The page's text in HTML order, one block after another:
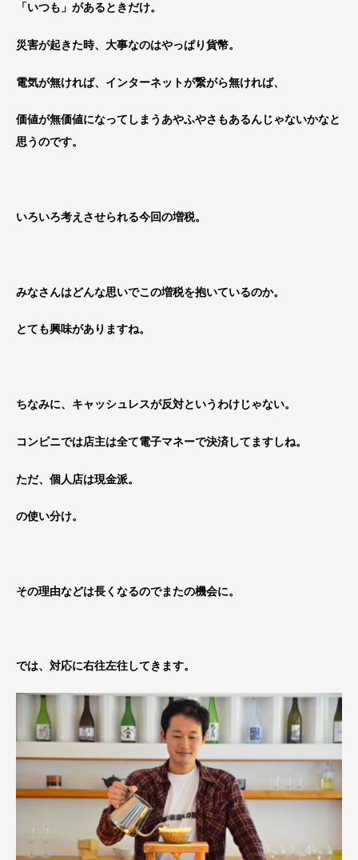
「いつも」があるときだけ。
災害が起きた時、大事なのはやっぱり貨幣。
電気が無ければ、インターネットが繋がら無ければ、
価値が無価値になってしまうあやふやさもあるんじゃないかなと
思うのです。
いろいろ考えさせられる今回の増税。
みなさんはどんな思いでこの増税を抱いているのか。
とても興味がありますね。
ちなみに、キャッシュレスが反対というわけじゃない。
コンビニでは店主は全て電子マネーで決済してますしね。
ただ、個人店は現金派。
の使い分け。
その理由などは長くなるのでまたの機会に。
では、対応に右往左往してきます。